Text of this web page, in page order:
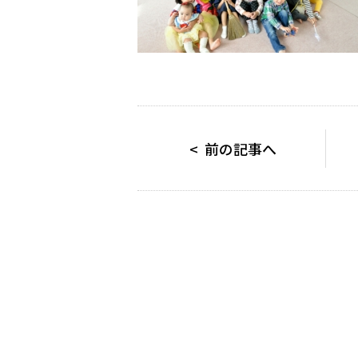
< 前の記事へ